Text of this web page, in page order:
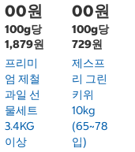
00원
100g당
1,879원
프리미
엄 제철
과일 선
물세트
3.4KG
이상
00원
100g당
729원
제스프
리 그린
키위
10kg
(65~78
입)